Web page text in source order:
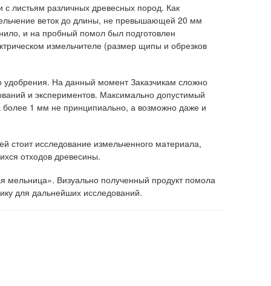
с листьям различных древесных пород. Как
веток до длины, не превышающей 20 мм
и на пробный помол был подготовлен
измельчителе (размер щипы и обрезков
удобрения. На данный момент Заказчикам сложно
и экспериментов. Максимально допустимый
1 мм не принципиально, а возможно даже и
стоит исследование измельченного материала,
отходов древесины.
мельница». Визуально полученный продукт помола
для дальнейших исследований.